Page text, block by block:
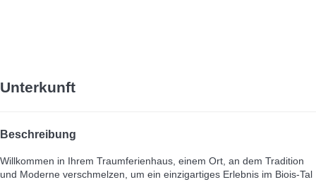
Unterkunft
Beschreibung
Willkommen in Ihrem Traumferienhaus, einem Ort, an dem Tradition
und Moderne verschmelzen, um ein einzigartiges Erlebnis im Biois-Tal